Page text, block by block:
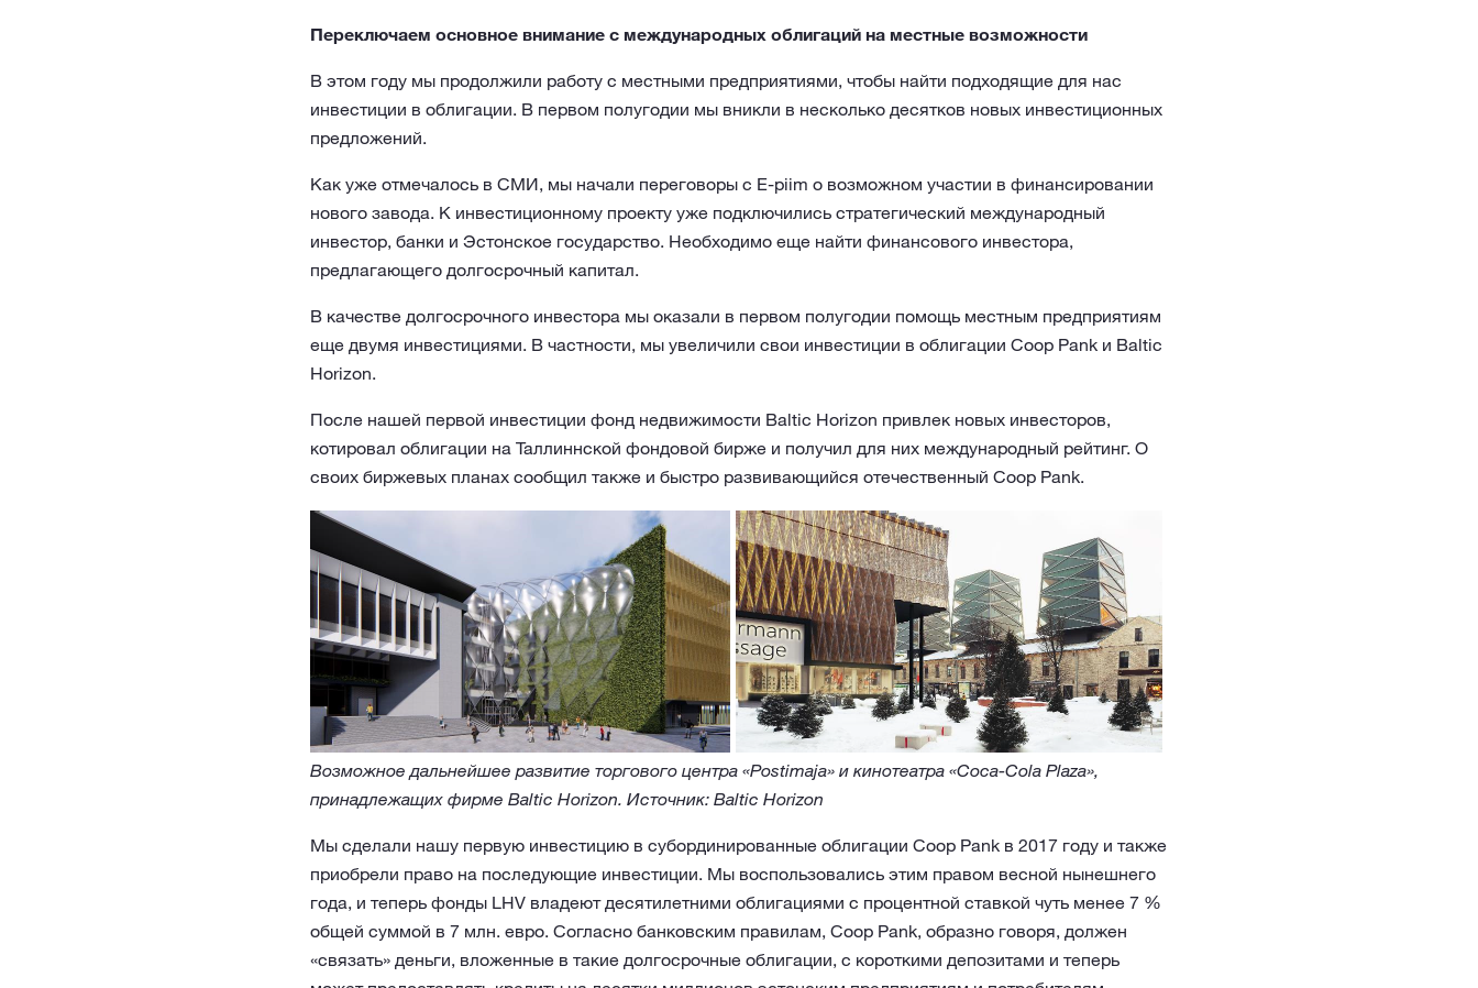
Переключаем основное внимание с международных облигаций на местные возможности
В этом году мы продолжили работу с местными предприятиями, чтобы найти подходящие для нас
инвестиции в облигации. В первом полугодии мы вникли в несколько десятков новых инвестиционных
предложений.
Как уже отмечалось в СМИ, мы начали переговоры с E‑piim о возможном участии в финансировании
нового завода. К инвестиционному проекту уже подключились стратегический международный
инвестор, банки и Эстонское государство. Необходимо еще найти финансового инвестора,
предлагающего долгосрочный капитал.
В качестве долгосрочного инвестора мы оказали в первом полугодии помощь местным предприятиям
еще двумя инвестициями. В частности, мы увеличили свои инвестиции в облигации Coop Pank и Baltic
Horizon.
После нашей первой инвестиции фонд недвижимости Baltic Horizon привлек новых инвесторов,
котировал облигации на Таллиннской фондовой бирже и получил для них международный рейтинг. О
своих биржевых планах сообщил также и быстро развивающийся отечественный Coop Pank.
Возможное дальнейшее развитие торгового центра «Postimaja» и кинотеатра «Coca-Cola Plaza»,
принадлежащих фирме Baltic Horizon. Источник: Baltic Horizon
Мы сделали нашу первую инвестицию в субординированные облигации Coop Pank в 2017 году и также
приобрели право на последующие инвестиции. Мы воспользовались этим правом весной нынешнего
года, и теперь фонды LHV владеют десятилетними облигациями с процентной ставкой чуть менее 7 %
общей суммой в 7 млн. евро. Согласно банковским правилам, Coop Pank, образно говоря, должен
«связать» деньги, вложенные в такие долгосрочные облигации, с короткими депозитами и теперь